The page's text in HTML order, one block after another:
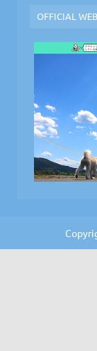
OFFICIAL